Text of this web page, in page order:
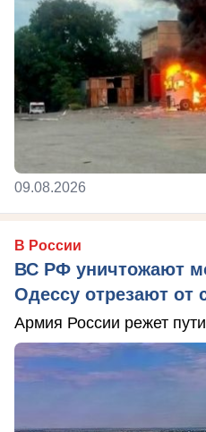
09.08.2026
В России
ВС РФ уничтожают
Одессу отрезают от
Армия России режет